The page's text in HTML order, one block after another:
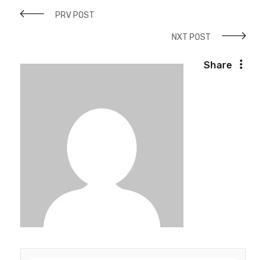
PRV POST
NXT POST
Share